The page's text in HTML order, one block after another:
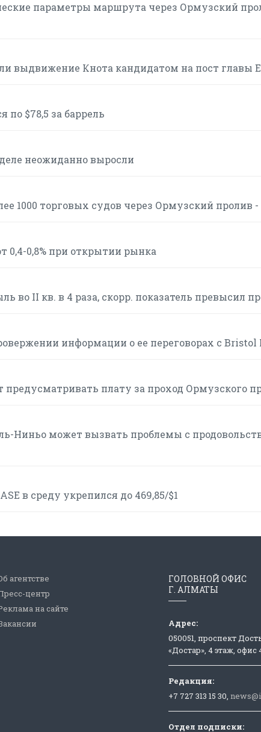
параметры маршрута через Ормузский
выдвижение Кнота кандидатом на пост главы
$78,5 за баррель
неожиданно выросли
1000 торговых судов через Ормузский пролив -
0,8% при открытии рынка
во II кв. в 4 раза, скорр. показатель превысил
информации о ее переговорах с Bristol
плату за проход Ормузского
Ниньо может вызвать проблемы с
в среду укрепился до 469,85/$1
агентстве
центр
на сайте
ГОЛОВНОЙ ОФИС
Г. АЛМАТЫ
Адрес:
050051, проспект
«Достар», 4 этаж, офис
Редакция:
+7 727 313 15 30,
Отдел подписки: